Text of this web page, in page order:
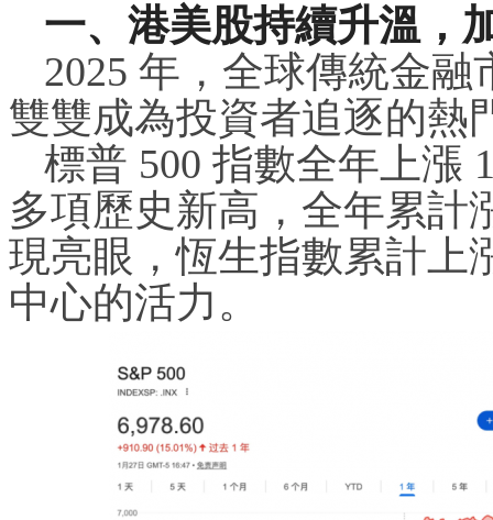
一、港美股持續升溫，
2025 年，全球傳統金
雙雙成為投資者追逐的熱
標普 500 指數全年上漲
多項歷史新高，全年累計
現亮眼，恆生指數累計上
中心的活力。